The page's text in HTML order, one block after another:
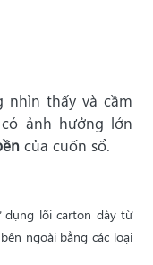
nhìn thấy và cầm
ảnh hưởng lớn
của cuốn sổ.
dụng lõi carton dày từ
ngoài bằng các loại